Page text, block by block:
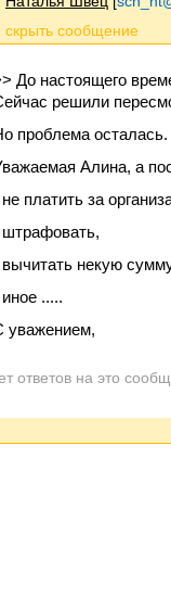
До настоящего
решили
проблема осталась.
Алина, а
платить за
некую
.....
уважением,
ответов на это